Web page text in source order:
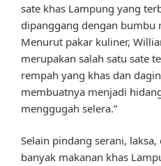
sate khas Lampung yang
dipanggang dengan bumbu
Menurut pakar kuliner,
merupakan salah satu sate
rempah yang khas dan
membuatnya menjadi
menggugah selera.”
Selain pindang serani,
banyak makanan khas